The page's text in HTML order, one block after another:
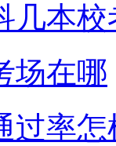
几本校
场在哪
过率怎